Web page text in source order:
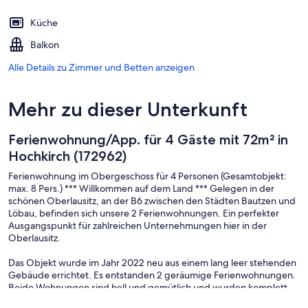
Küche
Balkon
Alle Details zu Zimmer und Betten anzeigen
Mehr zu dieser Unterkunft
Ferienwohnung/App. für 4 Gäste mit 72m² in
Hochkirch (172962)
Ferienwohnung im Obergeschoss für 4 Personen (Gesamtobjekt:
max. 8 Pers.) *** Willkommen auf dem Land *** Gelegen in der
schönen Oberlausitz, an der B6 zwischen den Städten Bautzen und
Löbau, befinden sich unsere 2 Ferienwohnungen. Ein perfekter
Ausgangspunkt für zahlreichen Unternehmungen hier in der
Oberlausitz.
Das Objekt wurde im Jahr 2022 neu aus einem lang leer stehenden
Gebäude errichtet. Es entstanden 2 geräumige Ferienwohnungen.
Beide Wohnungen sind hell und gemütlich und wurden komplett